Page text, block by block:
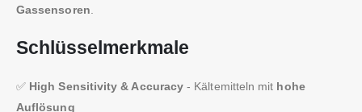
Gassensoren
Schlüsselmerkmale
✅ High Sensitivity & Accuracy - Kältemitteln mit hohe
Auflösung